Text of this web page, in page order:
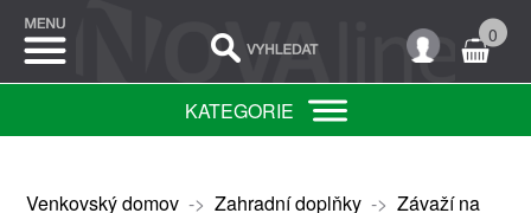
0
KATEGORIE
Venkovský domov-> Zahradní doplňky-> Závaží na